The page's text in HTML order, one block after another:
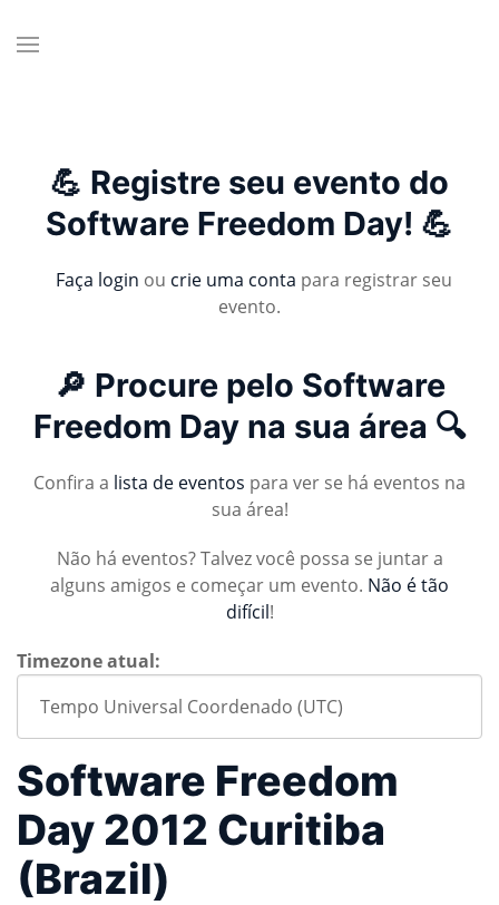
💪 Registre seu evento do
Software Freedom Day! 💪
Faça login ou crie uma conta para registrar seu
evento.
🔎 Procure pelo Software
Freedom Day na sua área 🔍
Confira a lista de eventos para ver se há eventos na
sua área!
Não há eventos? Talvez você possa se juntar a
alguns amigos e começar um evento. Não é tão
difícil!
Timezone atual:
Software Freedom
Day 2012 Curitiba
(Brazil)